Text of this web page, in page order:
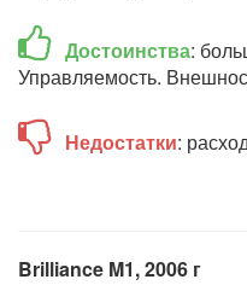
Достоинства:
Управляемость.
Недостатки:
Brilliance M1, 2006 г